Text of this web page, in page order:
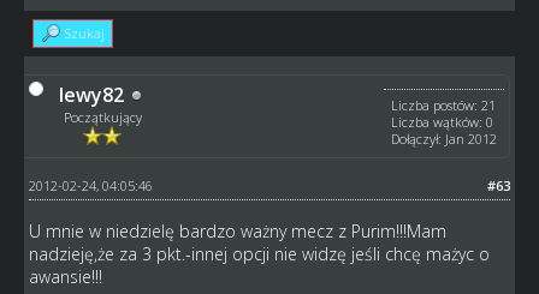
Szukaj
lewy82
Początkujący
Liczba postów: 21
Liczba wątków: 0
Dołączył: Jan 2012
#63
2012-02-24, 04:05:46
U mnie w niedzielę bardzo ważny mecz z Purim!!!Mam
nadzieję,że za 3 pkt.-innej opcji nie widzę jeśli chcę mażyc o
awansie!!!